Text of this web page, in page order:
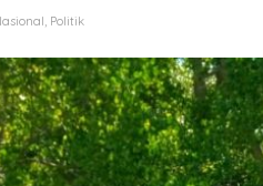
, Politik